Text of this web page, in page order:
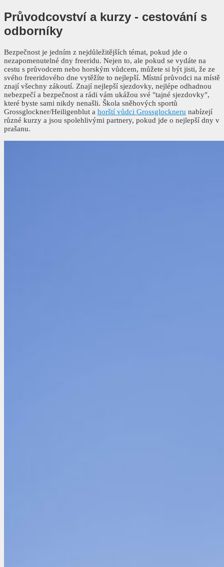
Průvodcovství a kurzy - cestování s
odborníky
Bezpečnost je jedním z nejdůležitějších témat, pokud jde o
nezapomenutelné dny freeridu. Nejen to, ale pokud se vydáte na
cestu s průvodcem nebo horským vůdcem, můžete si být jisti, že ze
svého freeridového dne vytěžíte to nejlepší. Místní průvodci na místě
znají všechny zákoutí. Znají nejlepší sjezdovky, nejlépe odhadnou
nebezpečí a bezpečnost a rádi vám ukážou své "tajné sjezdovky",
které byste sami nikdy nenašli. Škola sněhových sportů
Grossglockner/Heiligenblut a horští vůdci Grossglockneru nabízejí
různé kurzy a jsou spolehlivými partnery, pokud jde o nejlepší dny v
prašanu.